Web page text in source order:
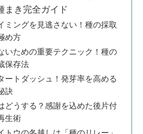
まき完全ガイド
ミングを見逃さない！種の採取
め方
いための重要テクニック！種の
保存法
ートダッシュ！発芽率を高める
訣
どうする？感謝を込めた後片付
生術